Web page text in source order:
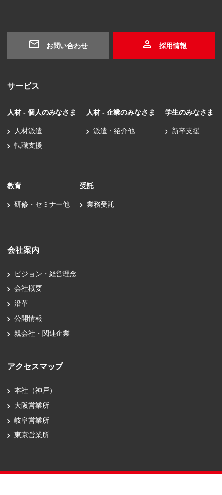
お問い合わせ 採用情報
サービス
人材 - 個人のみなさま
人材派遣
転職支援
人材 - 企業のみなさま
派遣・紹介他
学生のみなさま
新卒支援
教育
研修・セミナー他
受託
業務受託
会社案内
ビジョン・経営理念
会社概要
沿革
公開情報
親会社・関連企業
アクセスマップ
本社（神戸）
大阪営業所
岐阜営業所
東京営業所